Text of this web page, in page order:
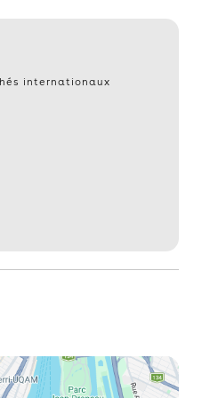
internationaux